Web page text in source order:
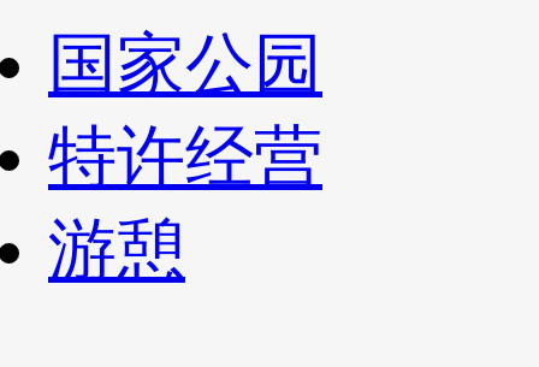
国家公园
特许经营
游憩